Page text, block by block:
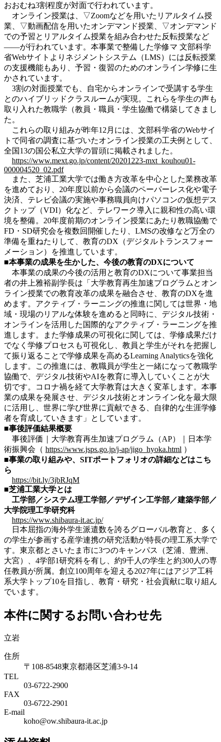
おおむね3割程度が対面で行われています。
オンライン授業は、▽Zoomなどを用いたリアルタイム授
業、▽動画配信を用いたオンデマンド授業、▽オンデマンド
での予習とリアルタイム授業を組み合わせた反転授業など
――が行われています。本事業で整備した学修マ 文部科学
省Webサイトよりネジメントシステム（LMS）には反転授業
の支援機能もあり、予習・復習のためのオンライン学修に生
かされています。
3割の対面授業でも、自宅からオンラインで受講する学生
とのハイブリッドクラスルームが実現。これらを学生の声も
取り入れた教職学（教員・職員・学生協働で構築してきまし
た。
これらの取り組みが昨年12月には、文部科学省のWebサイ
トで同省の調査に基づいたオンライン授業の工夫例として、
全国13の国公私立大学の冒頭に掲載されました。
https://www.mext.go.jp/content/20201223-mxt_kouhou01-
000004520_02.pdf
また、芝浦工業大学では働き方改革を中心とした業務改革
を進めており、20年度以前から会議のペーパーレス化や電子
決済、テレビ会議の実施や事務職員向けパソコンの仮想デス
クトップ（VDI）化など、テレワーク導入に親和性の高い環
境を整備。20年度前期のオンライン授業にあたり教職協働で
FD・SD研究会を複数回開催したり、LMSの改修など万全の
準備を重ねたりして、教育のDX（デジタルトランスフォー
メーション）を推進しています。
■本事業の成果を生かした、今後の教育のDXについて
本事業の成果の今後の活用と教育のDXについて事業担当
者の井上雅裕副学長は「大学教育再生加速プログラムとオン
ライン授業での教育改革の成果を融合させ、教育のDXを進
めます。アクティブ・ラーニングの推進に関しては世界・地
域・現場のリアルな体験を進めると同時に、デジタル技術・
オンラインを活用した国際的なアクティブ・ラーニングを推
進します。また学修成果の可視化に関しては、学修成果だけ
でなく学修プロセスも可視化し、教員と学生がそれを把握し
て振り返ることで学修成果を高めるLearning Analyticsを強化
します。この推進には、教職員が学生と一緒になって教職学
協働で、デジタル技術やAIを教育に導入していくことが大
切です。コロナ禍を経て大学教育は大きく変革します。本事
業の成果を発展させ、デジタル技術とオンライン化を最大限
に活用し、世界に学び世界に貢献できる、自律的な生涯学修
者を育成していきます」としています。
■事後評価結果概要
事後評価｜大学教育再生加速プログラム（AP）｜日本学
術振興会（ https://www.jsps.go.jp/j-ap/jigo_hyoka.html ）
■事業の取り組みや、SITポートフォリオの詳細などはこち
ら
https://bit.ly/3jbRJqM
■芝浦工業大学とは
工学部／システム理工学部／デザイン工学部／建築学部／
大学院理工学研究科
https://www.shibaura-it.ac.jp/
日本屈指の海外学生派遣数を誇るグローバル教育と、多く
の学生が参画する産学連携の研究活動が特長の理工系大学で
す。東京都とさいたま市に3つのキャンパス（芝浦、豊洲、
大宮）、4学部1研究科を有し、約9千人の学生と約300人の専
任教員が所属。創立100周年を迎える2027年にはアジア工科
系大学トップ10を目指し、教育・研究・社会貢献に取り組ん
でいます。
本件に関するお問い合わせ先
立岩
住所
〒108-8548東京都港区芝浦3-9-14
TEL
03-6722-2900
FAX
03-6722-2901
E-mail
koho@ow.shibaura-it.ac.jp